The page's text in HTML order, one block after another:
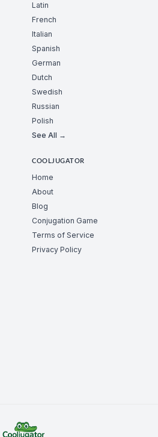
Latin
French
Italian
Spanish
German
Dutch
Swedish
Russian
Polish
See All →
COOLJUGATOR
Home
About
Blog
Conjugation Game
Terms of Service
Privacy Policy